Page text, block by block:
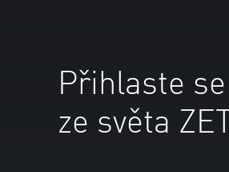
Přihlaste
ze světa